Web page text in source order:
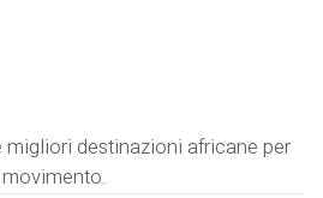
migliori destinazioni africane per